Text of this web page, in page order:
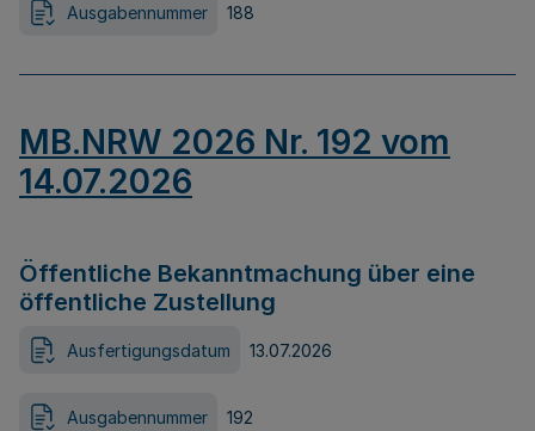
Ausgabennummer 188
MB.NRW 2026 Nr. 192 vom
14.07.2026
Öffentliche Bekanntmachung über eine
öffentliche Zustellung
Ausfertigungsdatum 13.07.2026
Ausgabennummer 192